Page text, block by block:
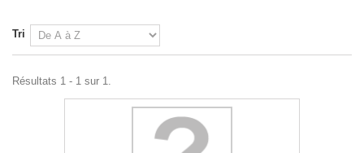
Tri
Résultats 1 - 1 sur 1.